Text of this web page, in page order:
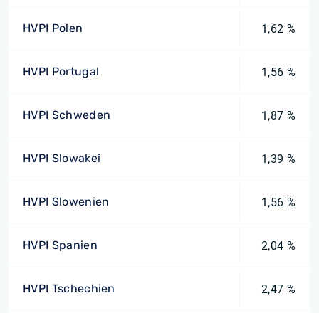
HVPI Polen 1,62 %
HVPI Portugal 1,56 %
HVPI Schweden 1,87 %
HVPI Slowakei 1,39 %
HVPI Slowenien 1,56 %
HVPI Spanien 2,04 %
HVPI Tschechien 2,47 %